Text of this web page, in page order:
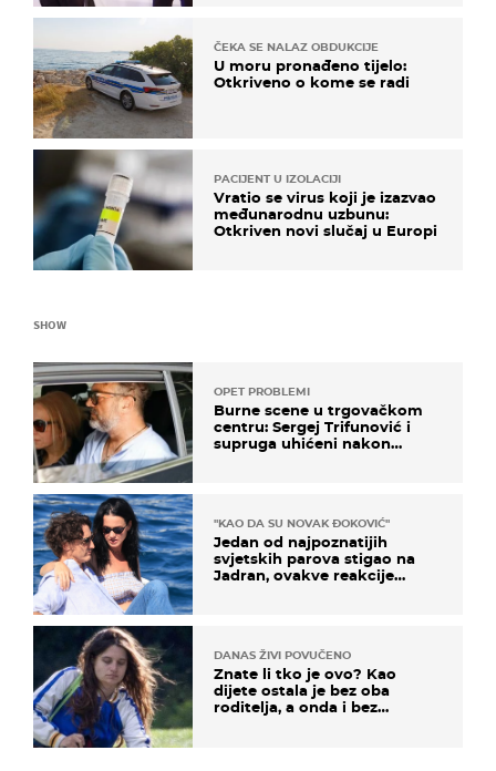
ČEKA SE NALAZ OBDUKCIJE
U moru pronađeno tijelo:
Otkriveno o kome se radi
PACIJENT U IZOLACIJI
Vratio se virus koji je izazvao
međunarodnu uzbunu:
Otkriven novi slučaj u Europi
SHOW
OPET PROBLEMI
Burne scene u trgovačkom
centru: Sergej Trifunović i
supruga uhićeni nakon
"KAO DA SU NOVAK ĐOKOVIĆ"
Jedan od najpoznatijih
svjetskih parova stigao na
Jadran, ovakve reakcije
DANAS ŽIVI POVUČENO
Znate li tko je ovo? Kao
dijete ostala je bez oba
roditelja, a onda i bez